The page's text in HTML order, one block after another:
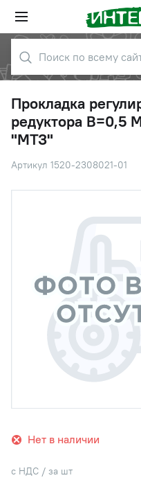
Прокладка
редуктора В=0,5
"МТЗ"
Артикул 1520-2308021-01
Нет в наличии
с НДС / за шт